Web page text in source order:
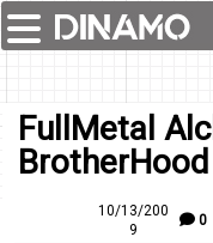
FullMetal
10/13/200
9
0